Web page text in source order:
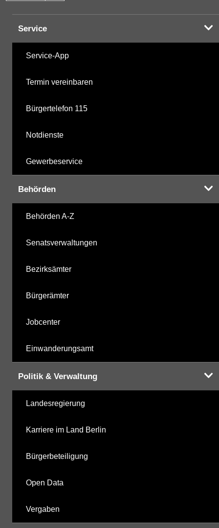
Service
Service-App
Termin vereinbaren
Bürgertelefon 115
Notdienste
Gewerbeservice
Behörden
Behörden A-Z
Senatsverwaltungen
Bezirksämter
Bürgerämter
Jobcenter
Einwanderungsamt
Politik & Verwaltung
Landesregierung
Karriere im Land Berlin
Bürgerbeteiligung
Open Data
Vergaben